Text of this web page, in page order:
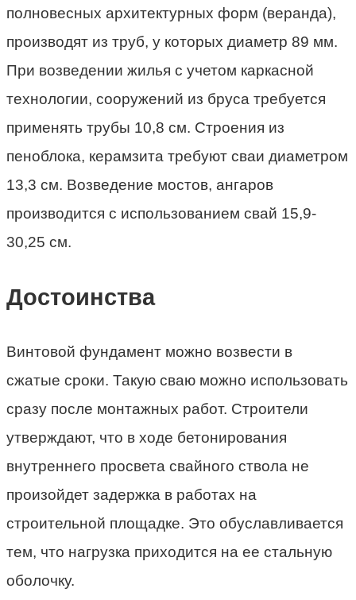
полновесных архитектурных форм (веранда),
производят из труб, у которых диаметр 89 мм.
При возведении жилья с учетом каркасной
технологии, сооружений из бруса требуется
применять трубы 10,8 см. Строения из
пеноблока, керамзита требуют сваи диаметром
13,3 см. Возведение мостов, ангаров
производится с использованием свай 15,9-
30,25 см.
Достоинства
Винтовой фундамент можно возвести в
сжатые сроки. Такую сваю можно использовать
сразу после монтажных работ. Строители
утверждают, что в ходе бетонирования
внутреннего просвета свайного ствола не
произойдет задержка в работах на
строительной площадке. Это обуславливается
тем, что нагрузка приходится на ее стальную
оболочку.